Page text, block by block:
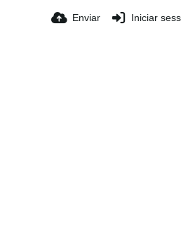
Enviar Iniciar